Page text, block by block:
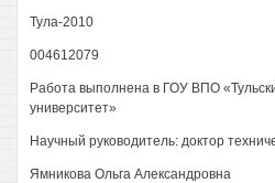
Тула-2010
004612079
Работа выполнена в ГОУ ВПО
университет»
Научный руководитель: доктор
Ямникова Ольга Александровна